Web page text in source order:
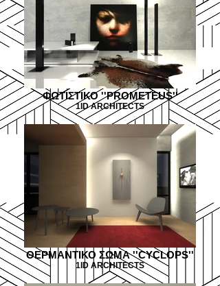
ΦΩΤΙΣΤΙΚΟ ''PROMETEUS''
1ID ARCHITECTS
ΘΕΡΜΑΝΤΙΚΟ ΣΩΜΑ ''CYCLOPS''
1ID ARCHITECTS